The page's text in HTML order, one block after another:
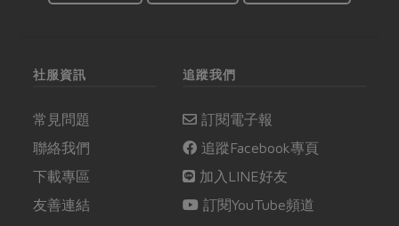
社服資訊
常見問題
聯絡我們
下載專區
友善連結
追蹤我們
訂閱電子報
追蹤Facebook專頁
加入LINE好友
訂閱YouTube頻道